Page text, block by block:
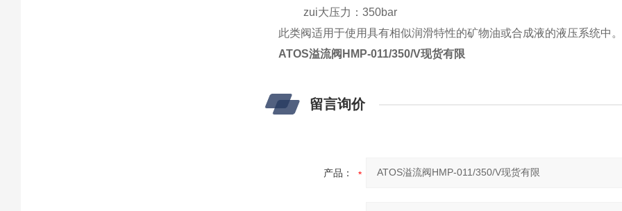
zui大压力：350bar
此类阀适用于使用具有相似润滑特性的矿物油或合成液的液压系统中
ATOS溢流阀HMP-011/350/V现货有限
留言询价
产品：